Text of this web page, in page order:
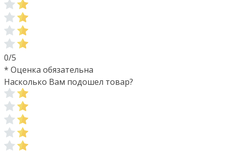
0/5
* Оценка обязательна
Насколько Вам подошел товар?